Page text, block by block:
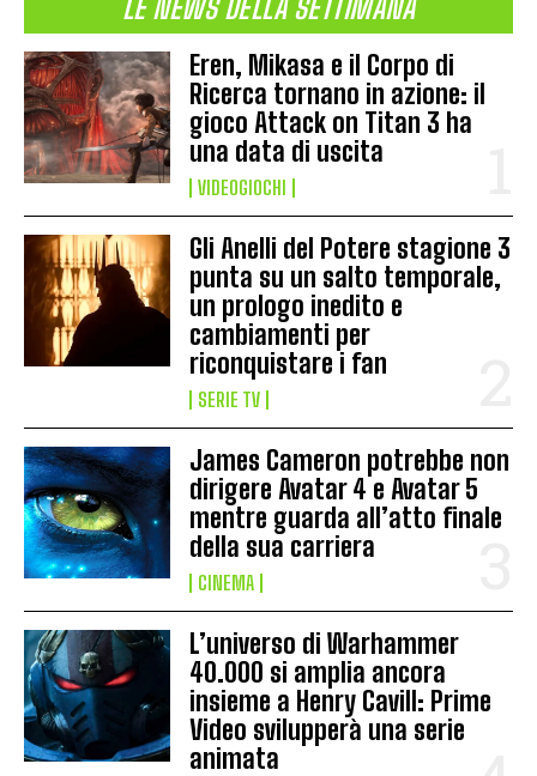
LE NEWS DELLA SETTIMANA
Eren, Mikasa e il Corpo di
Ricerca tornano in azione: il
gioco Attack on Titan 3 ha
una data di uscita
VIDEOGIOCHI
Gli Anelli del Potere stagione 3
punta su un salto temporale,
un prologo inedito e
cambiamenti per
riconquistare i fan
SERIE TV
James Cameron potrebbe non
dirigere Avatar 4 e Avatar 5
mentre guarda all’atto finale
della sua carriera
CINEMA
L’universo di Warhammer
40.000 si amplia ancora
insieme a Henry Cavill: Prime
Video svilupperà una serie
animata